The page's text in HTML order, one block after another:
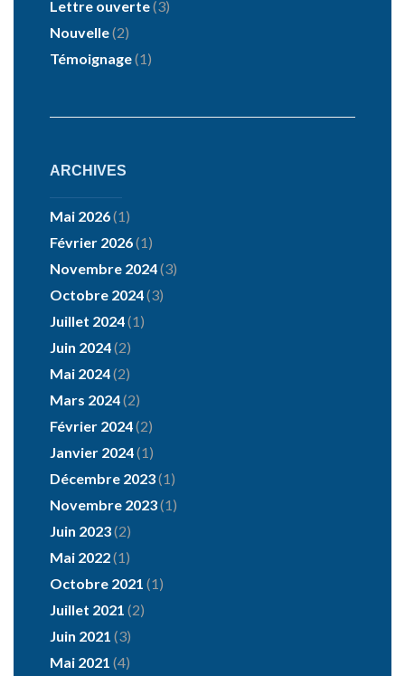
Lettre ouverte(3)
Nouvelle(2)
Témoignage(1)
ARCHIVES
Mai 2026(1)
Février 2026(1)
Novembre 2024(3)
Octobre 2024(3)
Juillet 2024(1)
Juin 2024(2)
Mai 2024(2)
Mars 2024(2)
Février 2024(2)
Janvier 2024(1)
Décembre 2023(1)
Novembre 2023(1)
Juin 2023(2)
Mai 2022(1)
Octobre 2021 (1)
Juillet 2021 (2)
Juin 2021 (3)
Mai 2021 (4)